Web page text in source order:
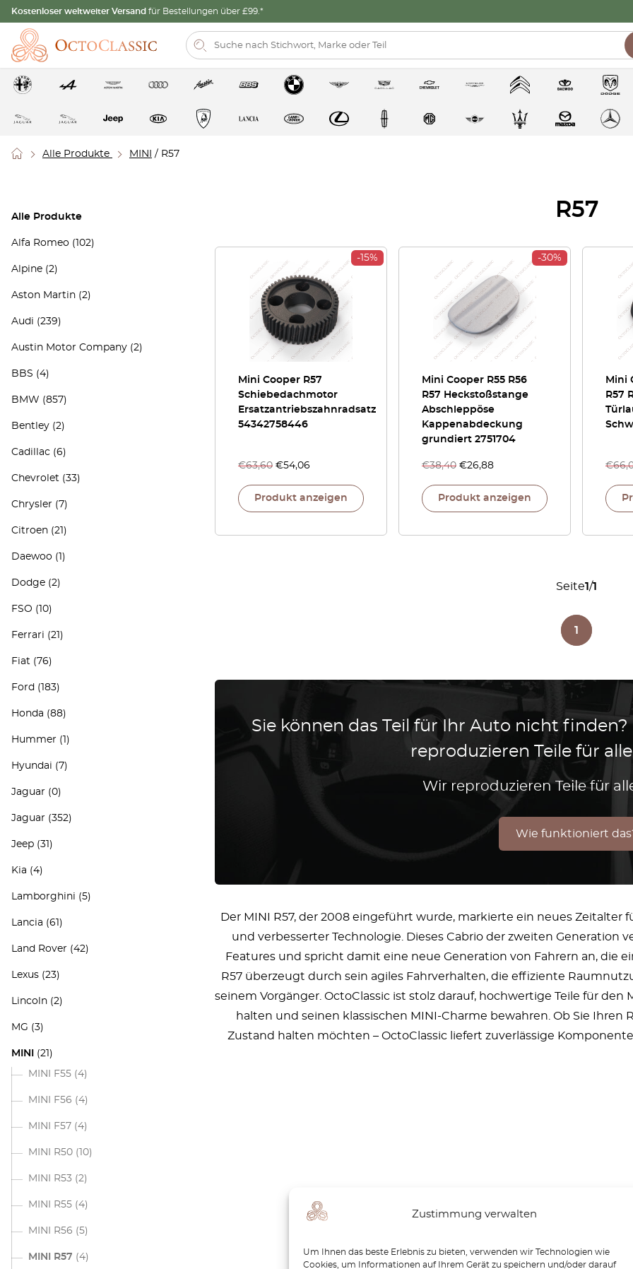
Zustimmung verwalten
Um Ihnen das beste Erlebnis zu bieten, verwenden wir Technologien wie
Cookies, um Informationen auf Ihrem Gerät zu speichern und/oder darauf
Kostenloser weltweiter Versand für Bestellungen über £99.*
Alle Produkte MINI / R57
Alle Produkte
Alfa Romeo (102)
Alpine (2)
Aston Martin (2)
Audi (239)
Austin Motor Company (2)
BBS (4)
BMW (857)
Bentley (2)
Cadillac (6)
Chevrolet (33)
Chrysler (7)
Citroen (21)
Daewoo (1)
Dodge (2)
FSO (10)
Ferrari (21)
Fiat (76)
Ford (183)
Honda (88)
Hummer (1)
Hyundai (7)
Jaguar (0)
Jaguar (352)
Jeep (31)
Kia (4)
Lamborghini (5)
Lancia (61)
Land Rover (42)
Lexus (23)
Lincoln (2)
MG (3)
MINI (21)
MINI F55 (4)
MINI F56 (4)
MINI F57 (4)
MINI R50 (10)
MINI R53 (2)
MINI R55 (4)
MINI R56 (5)
MINI R57 (4)
R57
-15%
Mini Cooper R57
Schiebedachmotor
Ersatzantriebszahnradsatz
54342758446
€63,60 €54,06
Produkt anzeigen
-30%
Mini Cooper R55 R56
R57 Heckstoßstange
Abschleppöse
Kappenabdeckung
grundiert 2751704
€38,40 €26,88
Produkt anzeigen
Mini
R57
€
Seite1/1
1
Sie können das Teil für Ihr Auto nicht
reproduzieren Teile für
Wir reproduzieren Teile für
Wie funktioniert
Der MINI R57, der 2008 eingeführt wurde, markierte ein neues
und verbesserter Technologie. Dieses Cabrio der zweiten
Features und spricht damit eine neue Generation von Fahrern an, die
R57 überzeugt durch sein agiles Fahrverhalten, die effiziente
seinem Vorgänger. OctoClassic ist stolz darauf, hochwertige Teile für den
halten und seinen klassischen MINI-Charme bewahren. Ob Sie Ihren
Zustand halten möchten – OctoClassic liefert zuverlässige